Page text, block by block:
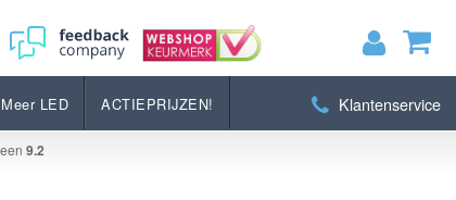
MIJN WINKELWAGEN
Meer LED ACTIEPRIJZEN! Klantenservice
9.2
Bestellen